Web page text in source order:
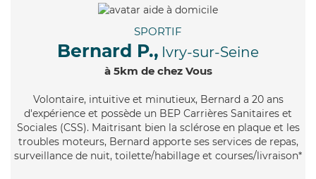
SPORTIF
Bernard P., Ivry-sur-Seine
à 5km de chez Vous
Volontaire, intuitive et minutieux, Bernard a 20 ans
d'expérience et possède un BEP Carrières Sanitaires et
Sociales (CSS). Maitrisant bien la sclérose en plaque et les
troubles moteurs, Bernard apporte ses services de repas,
surveillance de nuit, toilette/habillage et courses/livraison*